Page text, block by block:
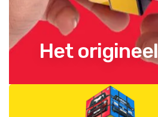
Het origineel